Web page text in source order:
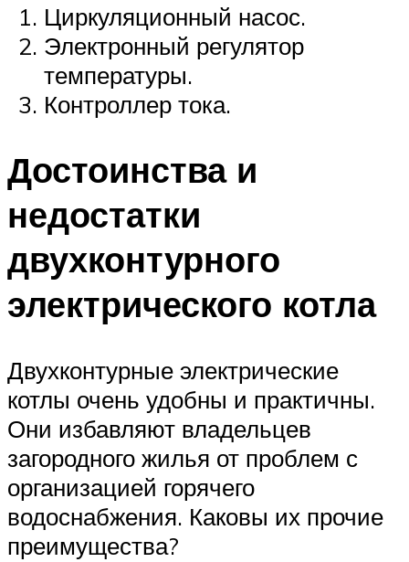
Циркуляционный насос.
Электронный регулятор
температуры.
Контроллер тока.
Достоинства и
недостатки
двухконтурного
электрического котла
Двухконтурные электрические
котлы очень удобны и практичны.
Они избавляют владельцев
загородного жилья от проблем с
организацией горячего
водоснабжения. Каковы их прочие
преимущества?